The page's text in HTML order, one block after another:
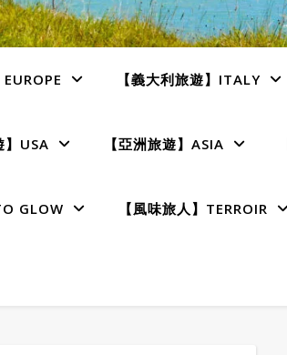
EUROPE 【義大利旅遊】ITALY
】USA 【亞洲旅遊】ASIA
GLOW 【風味旅人】TERROIR